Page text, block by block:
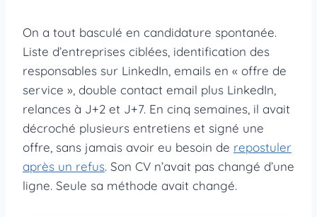
On a tout basculé en candidature spontanée.
Liste d’entreprises ciblées, identification des
responsables sur LinkedIn, emails en « offre de
service », double contact email plus LinkedIn,
relances à J+2 et J+7. En cinq semaines, il avait
décroché plusieurs entretiens et signé une
offre, sans jamais avoir eu besoin de repostuler
après un refus. Son CV n’avait pas changé d’une
ligne. Seule sa méthode avait changé.